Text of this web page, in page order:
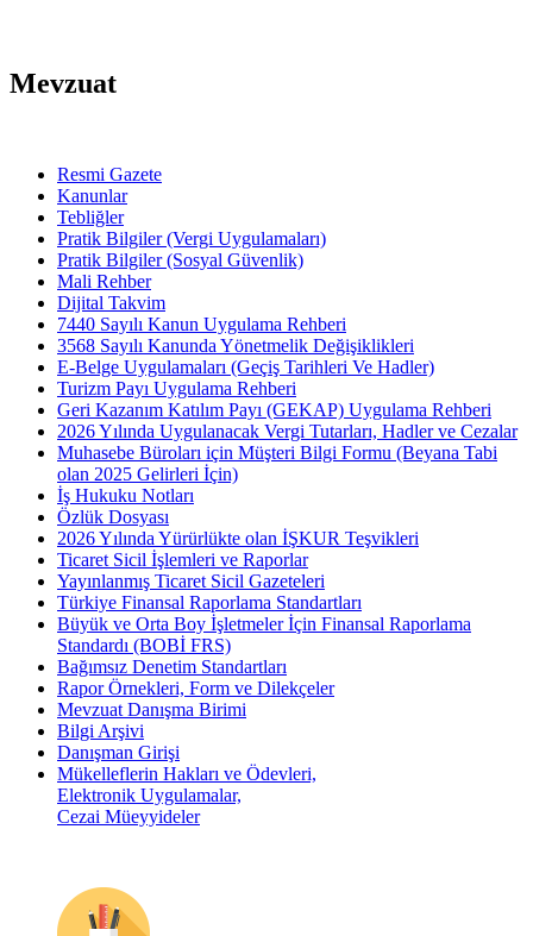
Mevzuat
Resmi Gazete
Kanunlar
Tebliğler
Pratik Bilgiler (Vergi Uygulamaları)
Pratik Bilgiler (Sosyal Güvenlik)
Mali Rehber
Dijital Takvim
7440 Sayılı Kanun Uygulama Rehberi
3568 Sayılı Kanunda Yönetmelik Değişiklikleri
E-Belge Uygulamaları (Geçiş Tarihleri Ve Hadler)
Turizm Payı Uygulama Rehberi
Geri Kazanım Katılım Payı (GEKAP) Uygulama Rehberi
2026 Yılında Uygulanacak Vergi Tutarları, Hadler ve Cezalar
Muhasebe Büroları için Müşteri Bilgi Formu (Beyana Tabi
olan 2025 Gelirleri İçin)
İş Hukuku Notları
Özlük Dosyası
2026 Yılında Yürürlükte olan İŞKUR Teşvikleri
Ticaret Sicil İşlemleri ve Raporlar
Yayınlanmış Ticaret Sicil Gazeteleri
Türkiye Finansal Raporlama Standartları
Büyük ve Orta Boy İşletmeler İçin Finansal Raporlama
Standardı (BOBİ FRS)
Bağımsız Denetim Standartları
Rapor Örnekleri, Form ve Dilekçeler
Mevzuat Danışma Birimi
Bilgi Arşivi
Danışman Girişi
Mükelleflerin Hakları ve Ödevleri,
Elektronik Uygulamalar,
Cezai Müeyyideler